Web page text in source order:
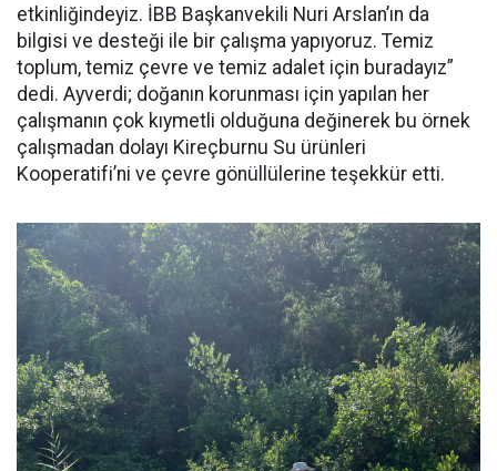
etkinliğindeyiz. İBB Başkanvekili Nuri Arslan’ın da
bilgisi ve desteği ile bir çalışma yapıyoruz. Temiz
toplum, temiz çevre ve temiz adalet için buradayız”
dedi. Ayverdi; doğanın korunması için yapılan her
çalışmanın çok kıymetli olduğuna değinerek bu örnek
çalışmadan dolayı Kireçburnu Su ürünleri
Kooperatifi’ni ve çevre gönüllülerine teşekkür etti.